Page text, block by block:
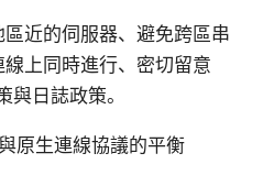
近的伺服器、避免跨區串
上同時進行、密切留意
日誌政策。
原生連線協議的平衡